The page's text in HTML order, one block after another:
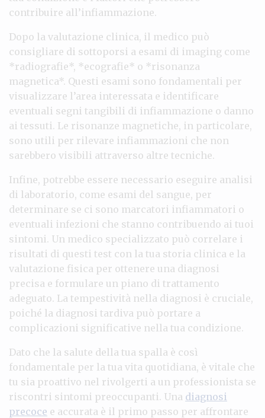
contribuire all’infiammazione.
Dopo la valutazione clinica, il medico può
consigliare di sottoporsi a esami di imaging come
*radiografie*, *ecografie* o *risonanza
magnetica*. Questi esami sono fondamentali per
visualizzare l’area interessata e identificare
eventuali segni tangibili di infiammazione o danno
ai tessuti. Le risonanze magnetiche, in particolare,
sono utili per rilevare infiammazioni che non
sarebbero visibili attraverso altre tecniche.
Infine, potrebbe essere necessario eseguire analisi
di laboratorio, come esami del sangue, per
determinare se ci sono marcatori infiammatori o
eventuali infezioni che stanno contribuendo ai tuoi
sintomi. Un medico specializzato può correlare i
risultati di questi test con la tua storia clinica e la
valutazione fisica per ottenere una diagnosi
precisa e formulare un piano di trattamento
adeguato. La tempestività nella diagnosi è cruciale,
poiché la diagnosi tardiva può portare a
complicazioni significative nella tua condizione.
Dato che la salute della tua spalla è così
fondamentale per la tua vita quotidiana, è vitale che
tu sia proattivo nel rivolgerti a un professionista se
riscontri sintomi preoccupanti. Una diagnosi
precoce e accurata è il primo passo per affrontare